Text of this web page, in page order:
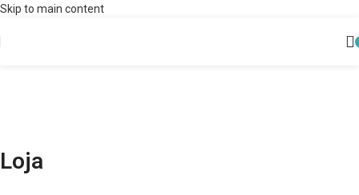
Skip to main content
Loja